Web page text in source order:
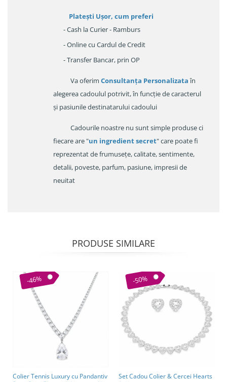
Platești Ușor, cum preferi
- Cash la Curier - Ramburs
- Online cu Cardul de Credit
- Transfer Bancar, prin OP
Va oferim Consultanța Personalizataîn
alegerea cadoulul potrivit, în funcție de caracterul
și pasiunile destinatarului cadoului
Cadourile noastre nu sunt simple produse ci
fiecare are "un ingredient secret" care poate fi
reprezentat de frumusețe, calitate, sentimente,
detalii, poveste, parfum, pasiune, impresii de
neuitat
PRODUSE SIMILARE
-46%
Colier Tennis Luxury cu Pandantiv
-50%
Set Cadou Colier & Cercei Hearts